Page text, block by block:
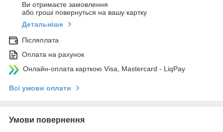
Ви отримаєте замовлення
або гроші повернуться на вашу картку
Детальніше
Післяплата
Оплата на рахунок
Онлайн-оплата карткою Visa, Mastercard - LiqPay
Всі умови оплати
Умови повернення